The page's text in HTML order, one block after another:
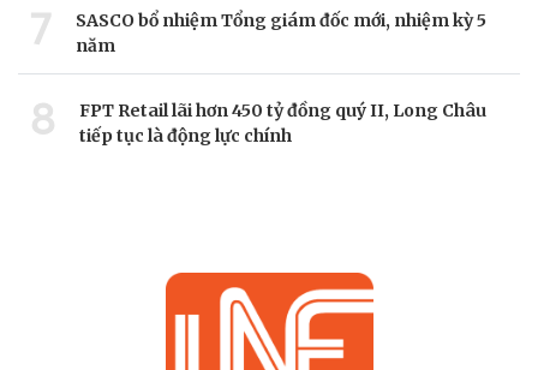
7
SASCO bổ nhiệm Tổng giám đốc mới, nhiệm kỳ 5
năm
8
FPT Retail lãi hơn 450 tỷ đồng quý II, Long Châu
tiếp tục là động lực chính